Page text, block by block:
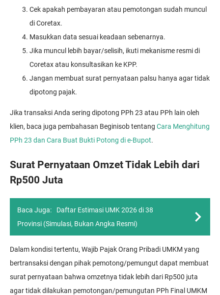
Cek apakah pembayaran atau pemotongan sudah muncul
di Coretax.
Masukkan data sesuai keadaan sebenarnya.
Jika muncul lebih bayar/selisih, ikuti mekanisme resmi di
Coretax atau konsultasikan ke KPP.
Jangan membuat surat pernyataan palsu hanya agar tidak
dipotong pajak.
Jika transaksi Anda sering dipotong PPh 23 atau PPh lain oleh
klien, baca juga pembahasan Beginisob tentang Cara Menghitung
PPh 23 dan Cara Buat Bukti Potong di e-Bupot.
Surat Pernyataan Omzet Tidak Lebih dari
Rp500 Juta
Baca Juga:
Daftar Estimasi UMK 2026 di 38
Provinsi (Simulasi, Bukan Angka Resmi)
Dalam kondisi tertentu, Wajib Pajak Orang Pribadi UMKM yang
bertransaksi dengan pihak pemotong/pemungut dapat membuat
surat pernyataan bahwa omzetnya tidak lebih dari Rp500 juta
agar tidak dilakukan pemotongan/pemungutan PPh Final UMKM